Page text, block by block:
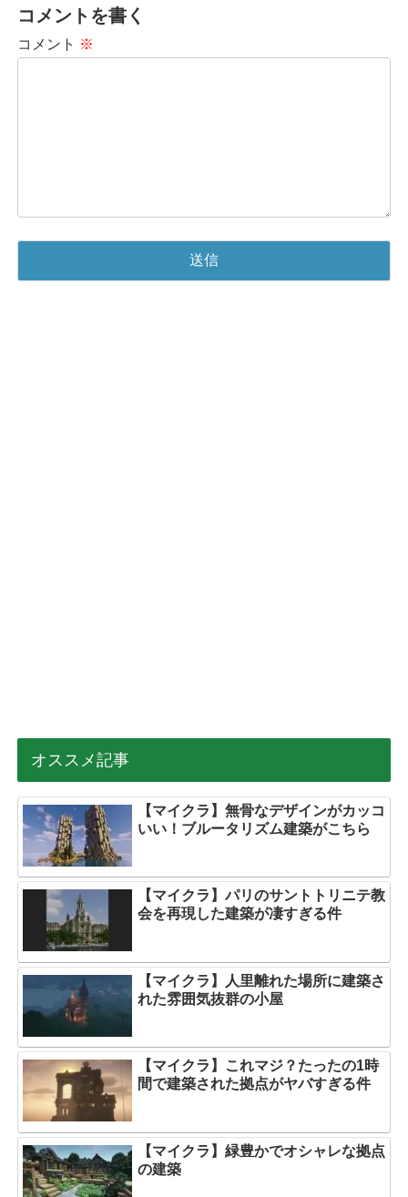
コメントを書く
コメント ※
オススメ記事
【マイクラ】無骨なデザインがカッコ
いい！ブルータリズム建築がこちら
【マイクラ】パリのサントトリニテ教
会を再現した建築が凄すぎる件
【マイクラ】人里離れた場所に建築さ
れた雰囲気抜群の小屋
【マイクラ】これマジ？たったの1時
間で建築された拠点がヤバすぎる件
【マイクラ】緑豊かでオシャレな拠点
の建築